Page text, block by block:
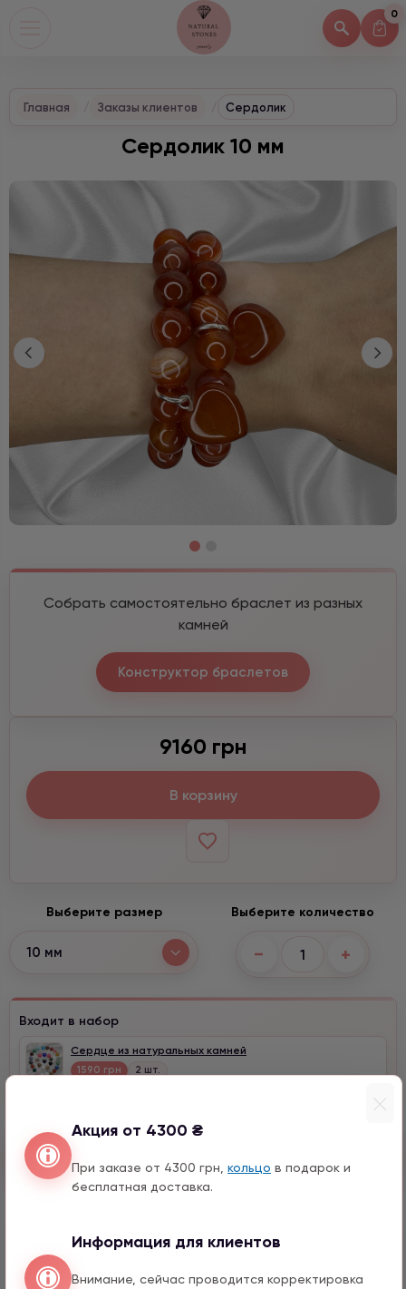
Акция от 4300 ₴
При заказе от 4300 грн, кольцо в подарок и
бесплатная доставка.
Информация для клиентов
Внимание, сейчас проводится корректировка
0
Главная Заказы клиентов Сердолик
Сердолик 10 мм
Собрать самостоятельно браслет из разных
камней
Конструктор браслетов
9160 грн
В корзину
Выберите размер
10 мм
Выберите количество
− +
Входит в набор
Сердце из натуральных камней
1590 грн 2 шт.
Описание